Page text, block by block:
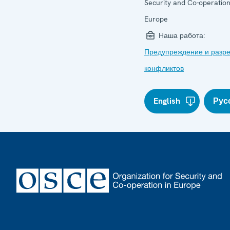
Security and Co-
Europe
Наша работа:
Предупреждение и
конфликтов
English